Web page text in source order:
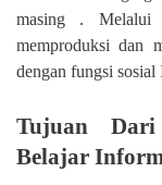
masing . Melalui
memproduksi dan
dengan fungsi
Tujuan Dari
Belajar